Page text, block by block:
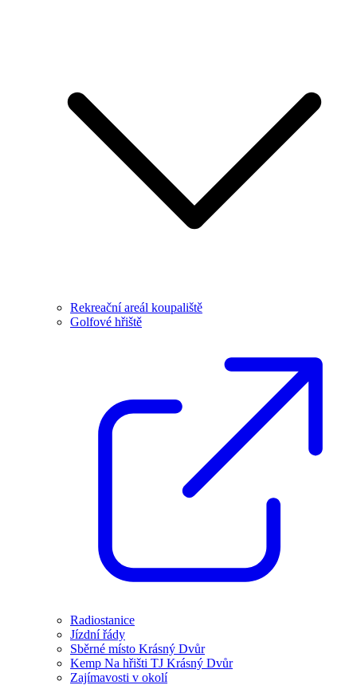
Rekreační areál koupaliště
Golfové hřiště
Radiostanice
Jízdní řády
Sběrné místo Krásný Dvůr
Kemp Na hřišti TJ Krásný Dvůr
Zajímavosti v okolí